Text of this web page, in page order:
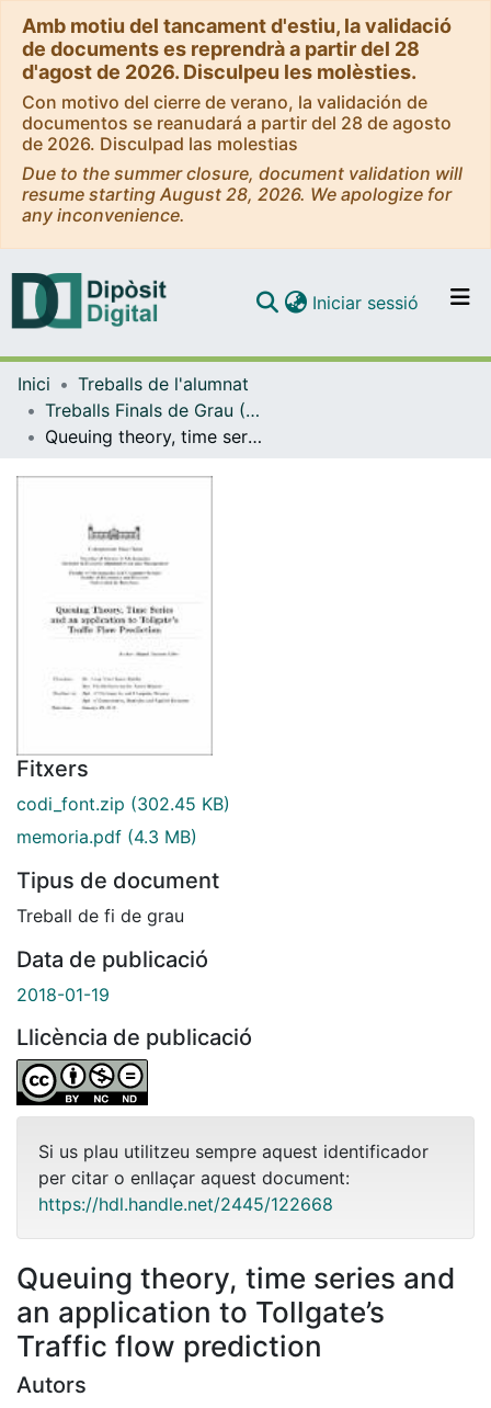
Amb motiu del tancament d'estiu, la validació
de documents es reprendrà a partir del 28
d'agost de 2026. Disculpeu les molèsties.
Con motivo del cierre de verano, la validación de
documentos se reanudará a partir del 28 de agosto
de 2026. Disculpad las molestias
Due to the summer closure, document validation will
resume starting August 28, 2026. We apologize for
any inconvenience.
Navega per tot el DD
Iniciar sessió (current)
Inici
Treballs de l'alumnat
Treballs Finals de Grau (TFG) - Matemàtiques
Queuing theory, time series and an application to Tollgate’s Traffic flow prediction
Fitxers
codi_font.zip (302.45 KB)
memoria.pdf (4.3 MB)
Tipus de document
Treball de fi de grau
Data de publicació
2018-01-19
Llicència de publicació
Si us plau utilitzeu sempre aquest identificador
per citar o enllaçar aquest document:
https://hdl.handle.net/2445/122668
Queuing theory, time series and
an application to Tollgate’s
Traffic flow prediction
Autors